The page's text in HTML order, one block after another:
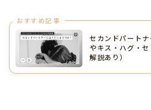
おすすめ記事
セカンドパート
やキス・ハグ・
解説あり）